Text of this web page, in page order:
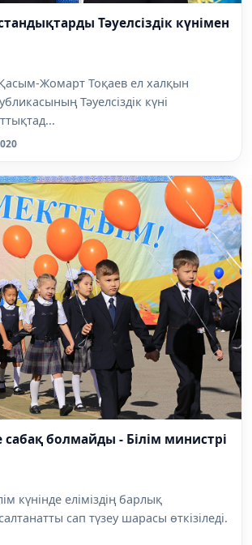
Тәуелсіздік күнімен
Жомарт Тоқаев ел халқын
Тәуелсіздік күні
болмайды - Білім министрі
күнінде еліміздің барлық
сап түзеу шарасы өткізіледі.